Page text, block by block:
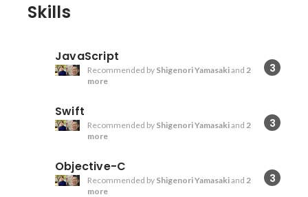
Skills
JavaScript
3
Recommended by Shigenori Yamasakiand 2
more
Swift
3
Recommended by Shigenori Yamasakiand 2
more
Objective-C
3
Recommended by Shigenori Yamasakiand 2
more